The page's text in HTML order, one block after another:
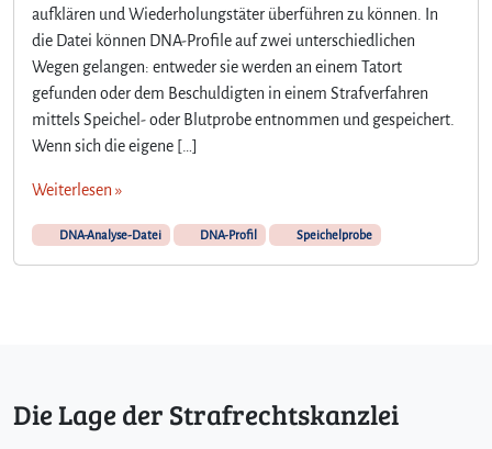
aufklären und Wiederholungstäter überführen zu können. In
die Datei können DNA-Profile auf zwei unterschiedlichen
Wegen gelangen: entweder sie werden an einem Tatort
gefunden oder dem Beschuldigten in einem Strafverfahren
mittels Speichel- oder Blutprobe entnommen und gespeichert.
Wenn sich die eigene […]
Weiterlesen »
DNA-Analyse-Datei DNA-Profil Speichelprobe
Die Lage der Strafrechtskanzlei